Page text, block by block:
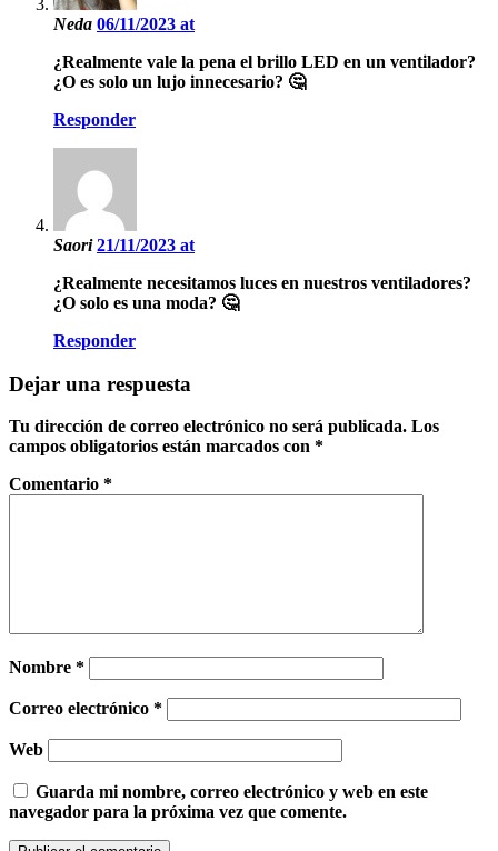
Neda 06/11/2023 at
¿Realmente vale la pena el brillo LED en un ventilador?
¿O es solo un lujo innecesario? 🤔
Responder
Saori21/11/2023 at
¿Realmente necesitamos luces en nuestros ventiladores?
¿O solo es una moda? 🤔
Responder
Dejar una respuesta
Tu dirección de correo electrónico no será publicada. Los
campos obligatorios están marcados con *
Comentario *
Nombre *
Correo electrónico *
Web
Guarda mi nombre, correo electrónico y web en este
navegador para la próxima vez que comente.